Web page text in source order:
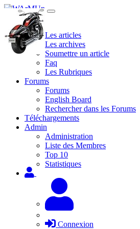
Site
Les articles
Les archives
Soumettre un article
Faq
Les Rubriques
Forums
Forums
English Board
Rechercher dans les Forums
Téléchargements
Admin
Administration
Liste des Membres
Top 10
Statistiques
Connexion